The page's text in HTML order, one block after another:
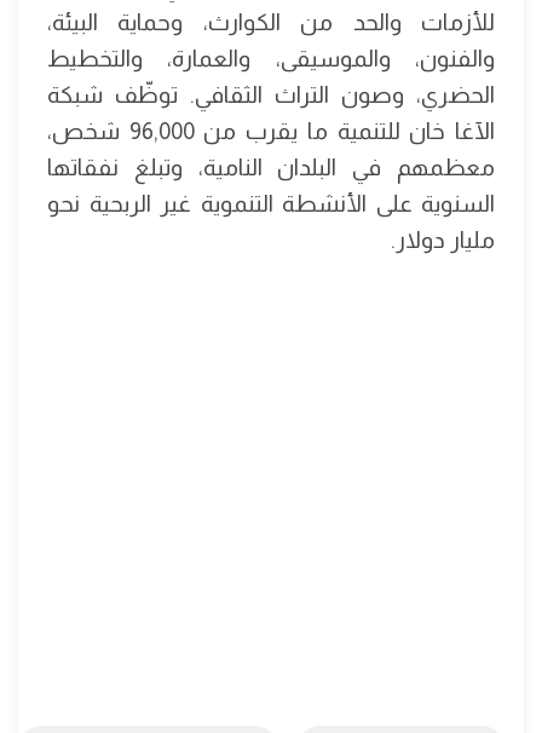
للأزمات والحد من الكوارث، وحماية البيئة،
والفنون، والموسيقى، والعمارة، والتخطيط
الحضري، وصون التراث الثقافي. توظّف شبكة
الآغا خان للتنمية ما يقرب من 96,000 شخص،
معظمهم في البلدان النامية، وتبلغ نفقاتها
السنوية على الأنشطة التنموية غير الربحية نحو
مليار دولار.